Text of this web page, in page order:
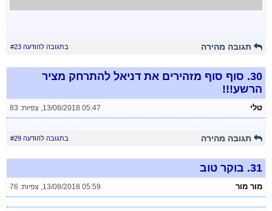
תגובה מהירה בתגובה להודעה #23
30. סוף סוף מזהירים את דניאל להתרחק מציר
הרשע!!!
טלי 13/08/2018 05:47
, צפיות: 83
תגובה מהירה בתגובה להודעה #29
31. בוקר טוב
מור מור 13/08/2018 05:59
, צפיות: 76